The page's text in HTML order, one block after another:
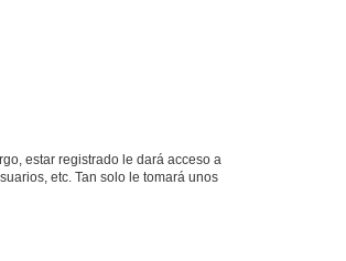
estar registrado le dará acceso a
etc. Tan solo le tomará unos